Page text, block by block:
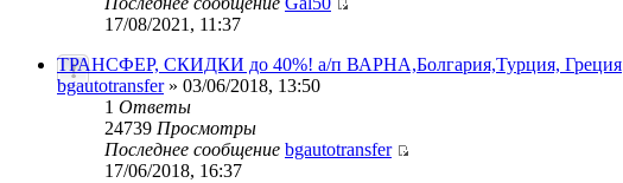
17/08/2021, 11:37
ТРАНСФЕР, СКИДКИ до 40%! а/п ВАРНА,Болгария,Турция, Греция
bgautotransfer» 03/06/2018, 13:50
1 Ответы
24739 Просмотры
Последнее сообщение bgautotransfer
17/06/2018, 16:37